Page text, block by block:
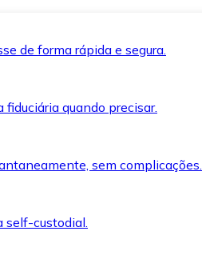
de forma rápida e segura.
quando precisar.
sem complicações.
self-custodial.